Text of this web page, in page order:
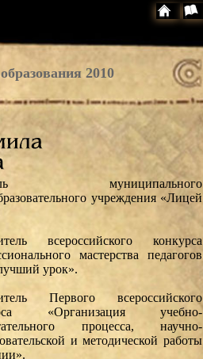
2010
муниципального
учреждения «Лицей
всероссийского конкурса
мастерства педагогов
урок».
Первого всероссийского
«Организация учебно-
процесса, научно-
и методической работы